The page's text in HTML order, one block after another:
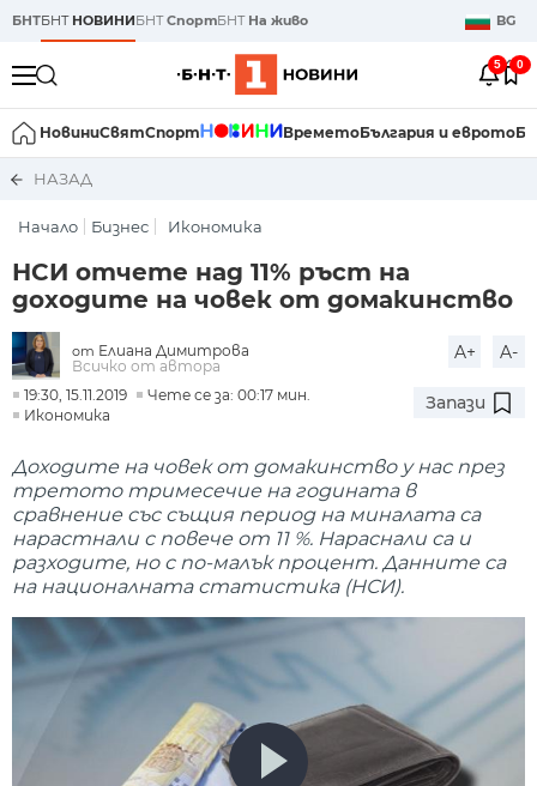
БНТБНТ НОВИНИБНТСпортБНТ На живо BG
5 0
НовиниСвятСпорт ВреметоБългария и еврото
НАЗАД
Начало Бизнес Икономика
НСИ отчете над 11% ръст на
доходите на човек от домакинство
от Елиана Димитрова
Всичко от автора
A+ A-
19:30, 15.11.2019
Чете се за: 00:17 мин.
Икономика
Запази
Доходите на човек от домакинство у нас през
третото тримесечие на годината в
сравнение със същия период на миналата са
нарастнали с повече от 11 %. Нараснали са и
разходите, но с по-малък процент. Данните са
на националната статистика (НСИ).